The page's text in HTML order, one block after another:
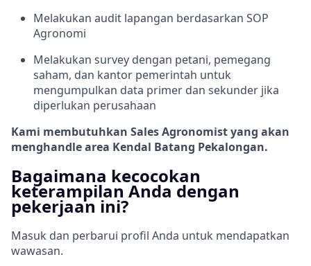
Melakukan audit lapangan berdasarkan SOP
Agronomi
Melakukan survey dengan petani, pemegang
saham, dan kantor pemerintah untuk
mengumpulkan data primer dan sekunder jika
diperlukan perusahaan
Kami membutuhkan Sales Agronomist yang akan
menghandle area Kendal Batang Pekalongan.
Bagaimana kecocokan
keterampilan Anda dengan
pekerjaan ini?
Masuk dan perbarui profil Anda untuk mendapatkan
wawasan.